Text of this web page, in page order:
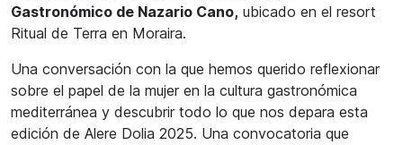
Gastronómico de Nazario Cano, ubicado en el resort
Ritual de Terra en Moraira.
Una conversación con la que hemos querido reflexionar
sobre el papel de la mujer en la cultura gastronómica
mediterránea y descubrir todo lo que nos depara esta
edición de Alere Dolia 2025. Una convocatoria que